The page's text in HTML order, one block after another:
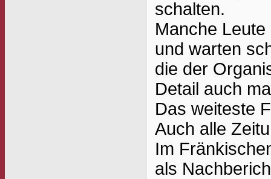
schalten.
Manche
und warten
die der
Detail auch
Das weiteste
Auch alle
Im
als